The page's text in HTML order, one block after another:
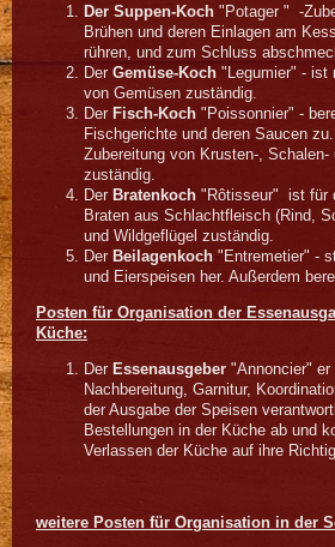
Der Suppen-Koch "Potager " -
Brühen und deren Einlagen am
rühren, und zum Schluss
Der Gemüse-Koch "Legumier" - ist
von Gemüsen zuständig.
Der Fisch-Koch "Poissonnier" -
Fischgerichte und deren Saucen
Zubereitung von Krusten-, Schalen-
zuständig.
Der Bratenkoch "Rôtisseur" ist für
Braten aus Schlachtfleisch (Rind,
und Wildgeflügel zuständig.
Der Beilagenkoch "Entremetier" -
und Eierspeisen her. Außerdem
Posten für Organisation der
Küche:
Der Essenausgeber "Annoncier"
Nachbereitung, Garnitur,
der Ausgabe der Speisen
Bestellungen in der Küche ab und
Verlassen der Küche auf ihre
weitere Posten für Organisation in der